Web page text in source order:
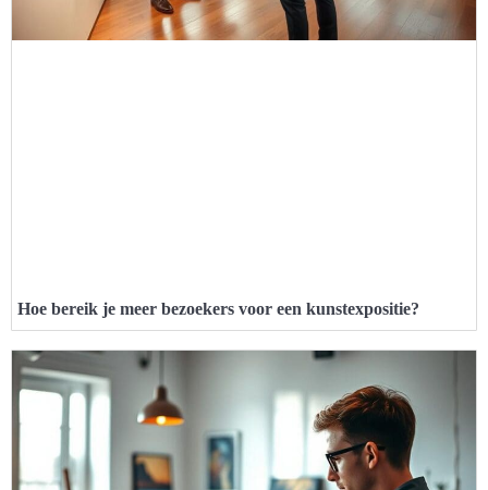
Hoe bereik je meer bezoekers voor een kunstexpositie?